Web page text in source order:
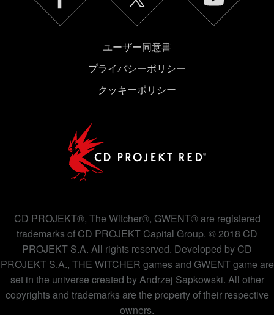
ユーザー同意書
プライバシーポリシー
クッキーポリシー
CD PROJEKT®, The Witcher®, GWENT® are registered
trademarks of CD PROJEKT Capital Group. © 2018 CD
PROJEKT S.A. All rights reserved. Developed by CD
PROJEKT S.A., THE WITCHER games and GWENT game are
set in the universe created by Andrzej Sapkowski. All other
copyrights and trademarks are the property of their respective
owners.